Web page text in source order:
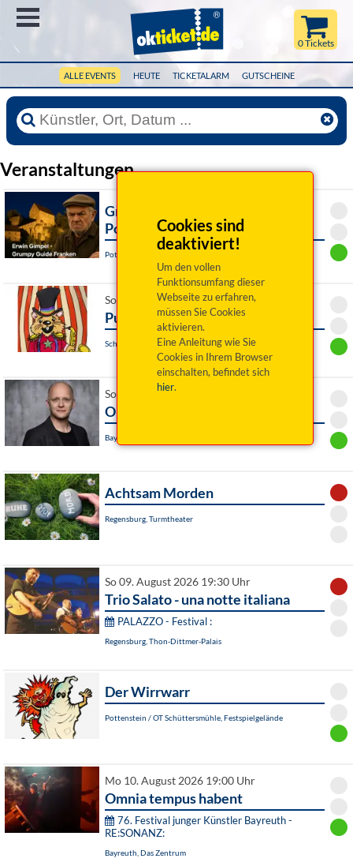
ALLE EVENTS HEUTE TICKETALARM GUTSCHEINE
0 Tickets
Cookies sind
deaktiviert!
Um den vollen
Funktionsumfang dieser
Webseite zu erfahren,
müssen Sie Cookies
aktivieren.
Eine Anleitung wie Sie
Cookies in Ihrem Browser
einschalten, befindet sich
hier.
Veranstaltungen
Grumpy Guide Franken ist in
Pottenstein
Pottenstein, Am Rathaus
So 09. August 2026 16:00 Uhr
Pupa circi
Schwandorf, Marionettentheater Schwandorf
So 09. August 2026 19:00 Uhr
Orgelkonzert: Hansjörg Albrecht
Bayreuth, Stadtkirche Heilig Dreifaltigkeit
Achtsam Morden
Regensburg, Turmtheater
So 09. August 2026 19:30 Uhr
Trio Salato - una notte italiana
PALAZZO - Festival :
Regensburg, Thon-Dittmer-Palais
Der Wirrwarr
Pottenstein / OT Schüttersmühle, Festspielgelände
Mo 10. August 2026 19:00 Uhr
Omnia tempus habent
76. Festival junger Künstler Bayreuth -
RE:SONANZ:
Bayreuth, Das Zentrum